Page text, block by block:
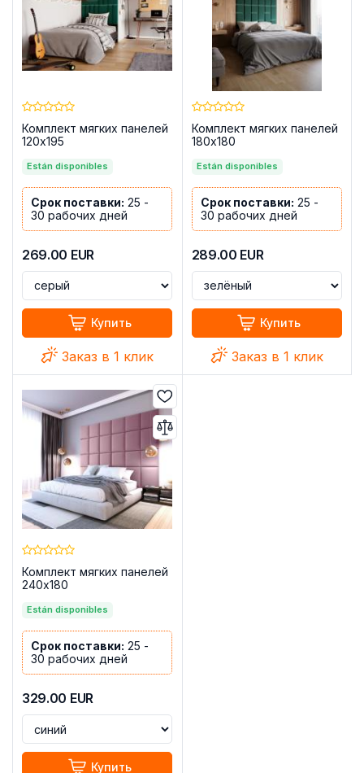
Комплект мягких панелей
120x195
Están disponibles
Срок поставки: 25 -
30 рабочих дней
269.00 EUR
Купить
Заказ в 1 клик
Комплект мягких панелей
180x180
Están disponibles
Срок поставки: 25 -
30 рабочих дней
289.00 EUR
Купить
Заказ в 1 клик
Комплект мягких панелей
240x180
Están disponibles
Срок поставки: 25 -
30 рабочих дней
329.00 EUR
Купить